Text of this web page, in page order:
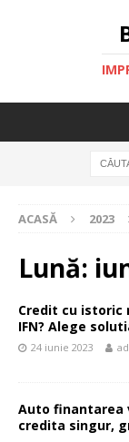
ACASĂ 2023
Lună:
Credit cu istoric
IFN? Alege
24 iunie 2023
Auto finantarea
credita singur,